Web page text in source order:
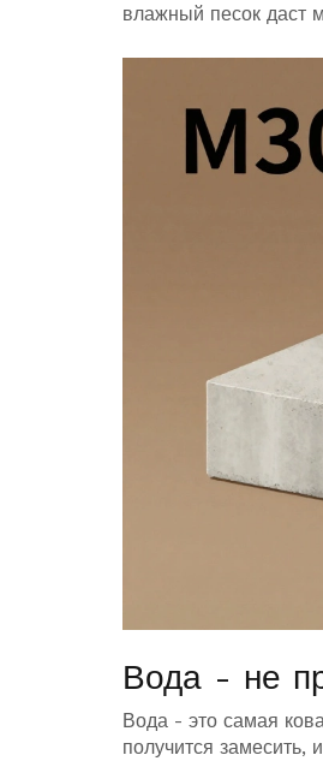
влажный песок даст
Вода - не
Вода - это самая
получится